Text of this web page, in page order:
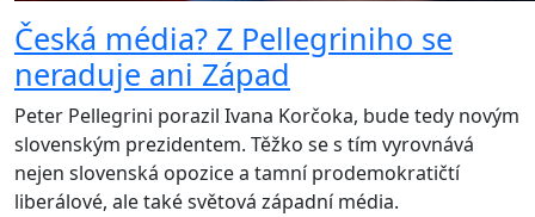
Česká média? Z Pellegriniho se
neraduje ani Západ
Peter Pellegrini porazil Ivana Korčoka, bude tedy novým
slovenským prezidentem. Těžko se s tím vyrovnává
nejen slovenská opozice a tamní prodemokratičtí
liberálové, ale také světová západní média.